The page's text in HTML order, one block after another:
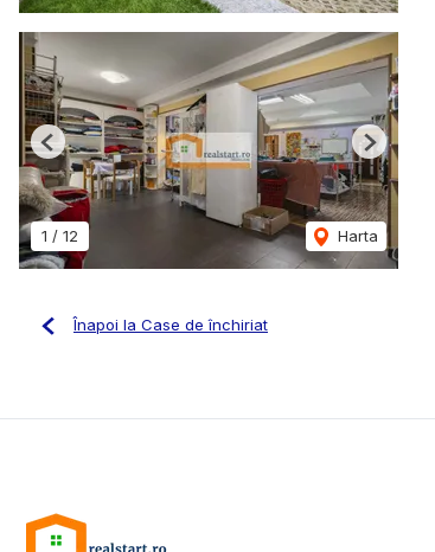
1 / 12 Harta
Previous Next
Înapoi la Case de închiriat